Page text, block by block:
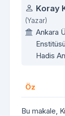
Yazarlar
Koray
(Yazar)
Ankara
Hadis
Öz
Bu makale,